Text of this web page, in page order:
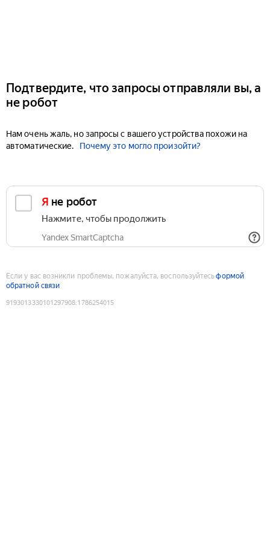
Подтвердите, что запросы отправляли вы, а
не робот
Нам очень жаль, но запросы с вашего устройства похожи на
автоматические.
Почему это могло произойти?
Я не робот
Нажмите, чтобы продолжить
Yandex SmartCaptcha
Если у вас возникли проблемы, пожалуйста, воспользуйтесьформой
обратной связи
9193013330101297908:1786254015